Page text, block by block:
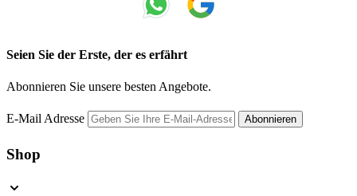
Seien Sie der Erste, der es erfährt
Abonnieren Sie unsere besten Angebote.
E-Mail Adresse Abonnieren
Shop